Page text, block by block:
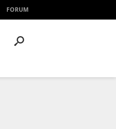
FORUM